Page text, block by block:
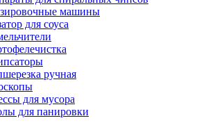
машины
для соуса
ручная
для мусора
для панировки